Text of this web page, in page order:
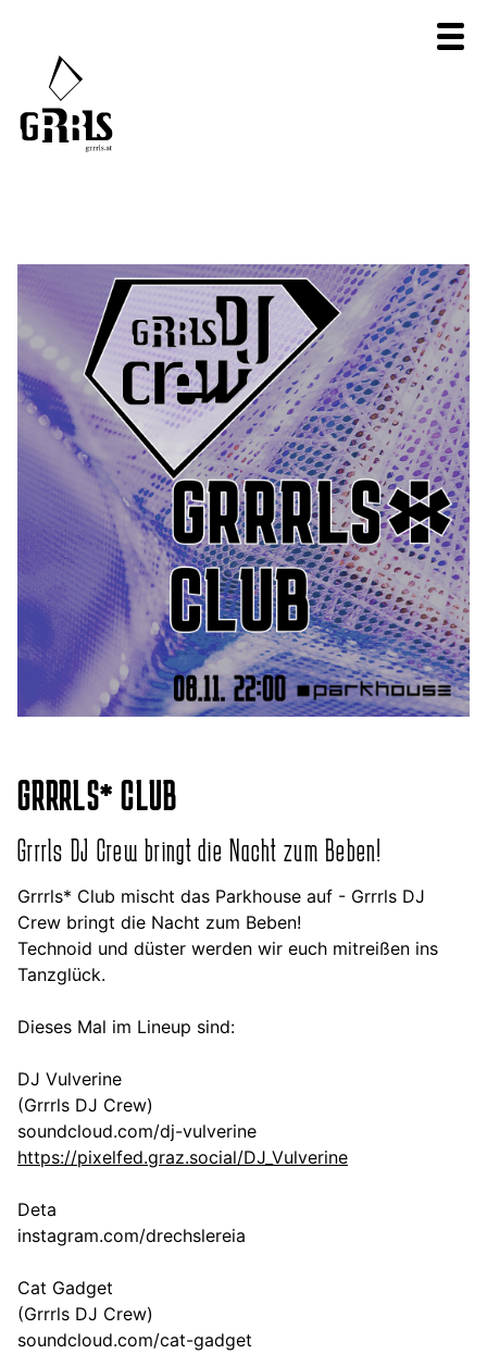
GRRRLS* CLUB
Grrrls DJ Crew bringt die Nacht zum Beben!
Grrrls* Club mischt das Parkhouse auf - Grrrls DJ
Crew bringt die Nacht zum Beben!
Technoid und düster werden wir euch mitreißen ins
Tanzglück.
Dieses Mal im Lineup sind:
DJ Vulverine
(Grrrls DJ Crew)
soundcloud.com/dj-vulverine
https://pixelfed.graz.social/DJ_Vulverine
Deta
instagram.com/drechslereia
Cat Gadget
(Grrrls DJ Crew)
soundcloud.com/cat-gadget